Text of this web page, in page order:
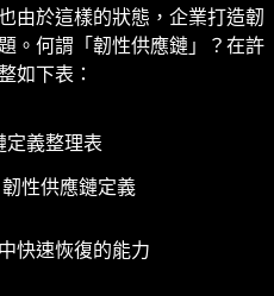
由於這樣的狀態，企業打造韌
。何謂「韌性供應鏈」？在許
如下表：
定義整理表
韌性供應鏈定義
快速恢復的能力